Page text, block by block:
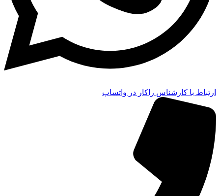
ارتباط با کارشناس راکار در واتساپ